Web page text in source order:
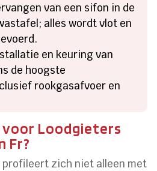
van een sifon in de
alles wordt vlot en
en keuring van
de hoogste
rookgasafvoer en
voor Loodgieters
Fr?
zich niet alleen met